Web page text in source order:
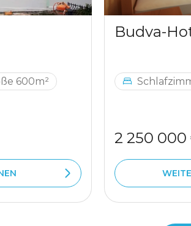
600m²
Budva-
2 250 000